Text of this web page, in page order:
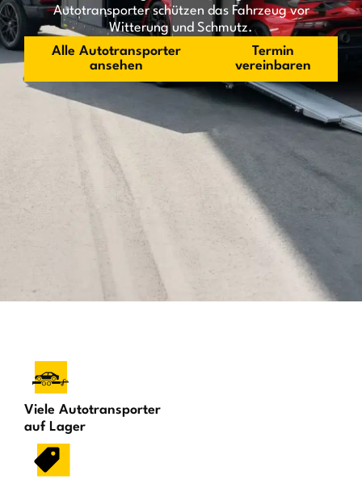
Autotransporter schützen das Fahrzeug vor
Witterung und Schmutz.
Alle Autotransporter
ansehen
Termin
vereinbaren
Viele Autotransporter
auf Lager